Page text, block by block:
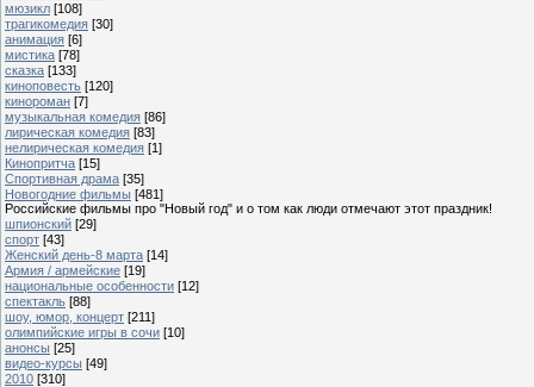
мюзикл [108]
трагикомедия [30]
анимация [6]
мистика [78]
сказка [133]
киноповесть [120]
кинороман [7]
музыкальная комедия [86]
лирическая комедия [83]
нелирическая комедия [1]
Кинопритча [15]
Спортивная драма [35]
Новогодние фильмы [481]
Российские фильмы про "Новый год" и о том как люди отмечают этот праздник!
шпионский [29]
спорт [43]
Женский день-8 марта [14]
Армия / армейские [19]
национальные особенности [12]
спектакль [88]
шоу, юмор, концерт [211]
олимпийские игры в сочи [10]
анонсы [25]
видео-курсы [49]
2010 [310]